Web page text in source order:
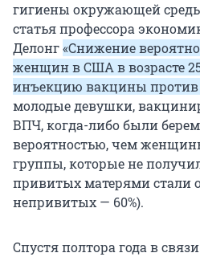
гигиены окружающей
статья профессора
Делонг«Снижение
женщин в США в возрасте
инъекцию вакцины
молодые девушки,
ВПЧ, когда-либо были
вероятностью, чем
группы, которые не
привитых матерями стали
непривитых — 60%).
Спустя полтора года в